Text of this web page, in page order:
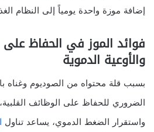
إضافة موزة واحدة يومياً إلى النظام
فوائد الموز في الحفاظ
والأوعية الدموية
بسبب قلة محتواه من الصوديوم وغناه
الضروري للحفاظ على الوظائف
واستقرار الضغط الدموي، يساعد تناول